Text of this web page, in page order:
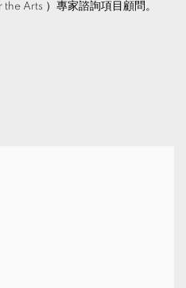
Arts ）專家諮詢項目顧問。